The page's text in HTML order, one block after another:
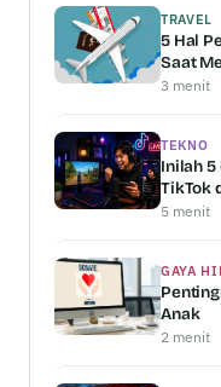
TRAVEL
5 Hal
Saat
3 menit
TEKNO
Inilah 5
TikTok
5 menit
GAYA
Anak
2 menit